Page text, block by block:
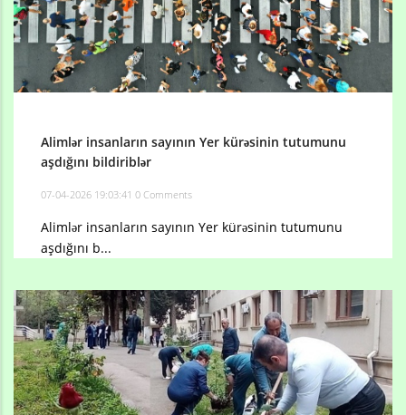
Alimlər insanların sayının Yer kürəsinin tutumunu
aşdığını bildiriblər
07-04-2026 19:03:41 0 Comments
Alimlər insanların sayının Yer kürəsinin tutumunu
aşdığını b...